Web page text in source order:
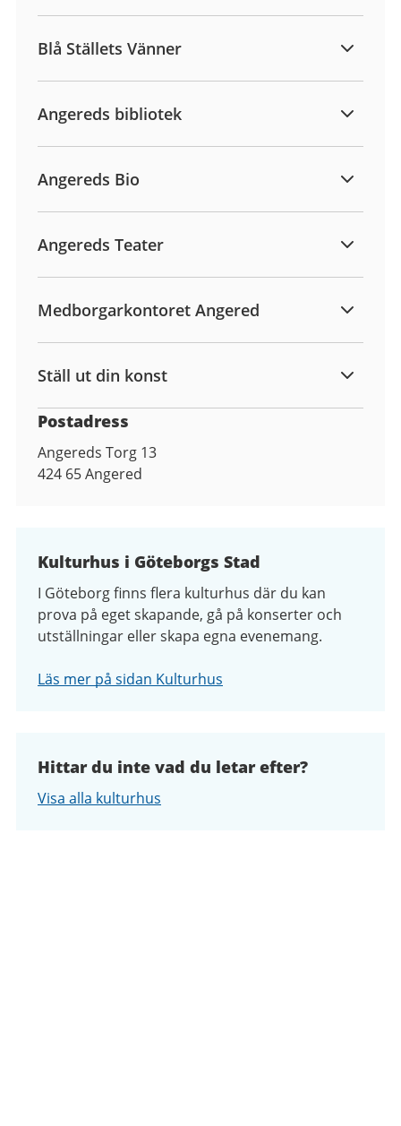
Blå Ställets Vänner
Angereds bibliotek
Angereds Bio
Angereds Teater
Medborgarkontoret Angered
Ställ ut din konst
Postadress
Angereds Torg 13
424 65Angered
Kulturhus i Göteborgs Stad
I Göteborg finns flera kulturhus där du kan
prova på eget skapande, gå på konserter och
utställningar eller skapa egna evenemang.
Läs mer på sidan Kulturhus
Hittar du inte vad du letar efter?
Visa alla kulturhus